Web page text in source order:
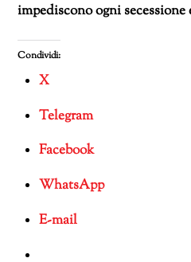
impediscono ogni secessione
Condividi:
X
Telegram
Facebook
WhatsApp
E-mail